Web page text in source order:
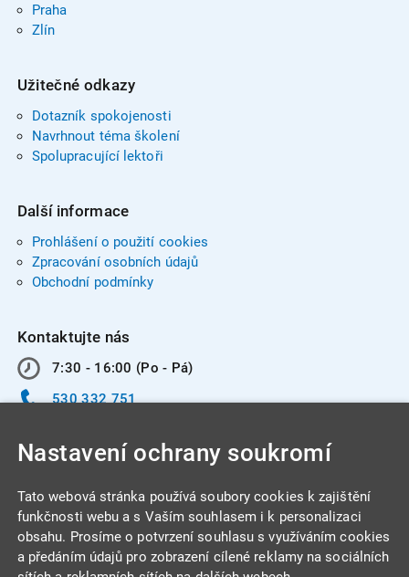
Praha
Zlín
Užitečné odkazy
Dotazník spokojenosti
Navrhnout téma školení
Spolupracující lektoři
Další informace
Prohlášení o použití cookies
Zpracování osobních údajů
Obchodní podmínky
Kontaktujte nás
7:30 - 16:00 (Po - Pá)
530 332 751
INTEGRA CENTRUM s.r.o.
Nastavení ochrany soukromí
Tato webová stránka používá soubory cookies k zajištění
funkčnosti webu a s Vaším souhlasem i k personalizaci
obsahu. Prosíme o potvrzení souhlasu s využíváním cookies
a předáním údajů pro zobrazení cílené reklamy na sociálních